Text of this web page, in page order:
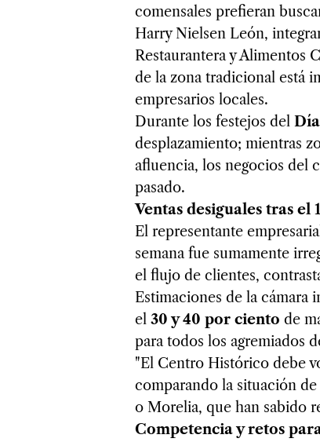
comensales prefieran
Harry Nielsen León,
Restaurantera y Alimentos
de la zona tradicional está
empresarios locales.
Durante los festejos del
desplazamiento; mientras
afluencia, los negocios del
pasado.
Ventas desiguales tras el
El representante
semana fue sumamente
el flujo de clientes,
Estimaciones de la cámara
el 30 y 40 por ciento de
para todos los agremiados
"El Centro Histórico debe
comparando la situación
o Morelia, que han sabido
Competencia y retos